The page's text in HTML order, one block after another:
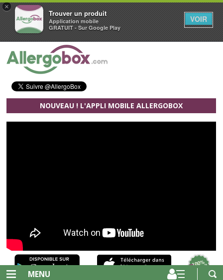
×
Trouver un produit
Application mobile
GRATUIT - Sur Google Play
VOIR
Aller au contenu principal
NOUVEAU ! L'APPLI MOBILE ALLERGOBOX
MENU